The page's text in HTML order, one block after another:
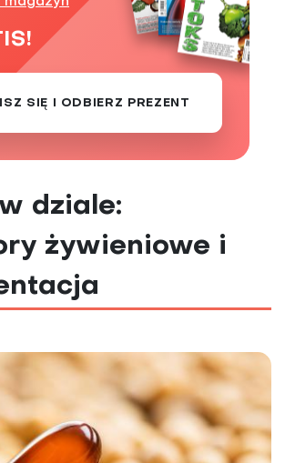
SIĘ I ODBIERZ PREZENT
dziale:
żywieniowe i